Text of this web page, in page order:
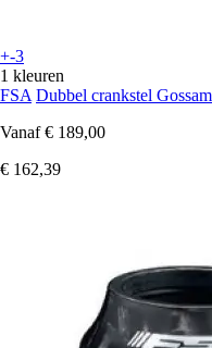
+-3
1 kleuren
FSA Dubbel crankstel
Vanaf € 189,00
€ 162,39